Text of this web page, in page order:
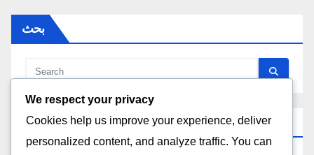
بحث
الأرشيف
We respect your privacy
Cookies help us improve your experience, deliver
personalized content, and analyze traffic. You can